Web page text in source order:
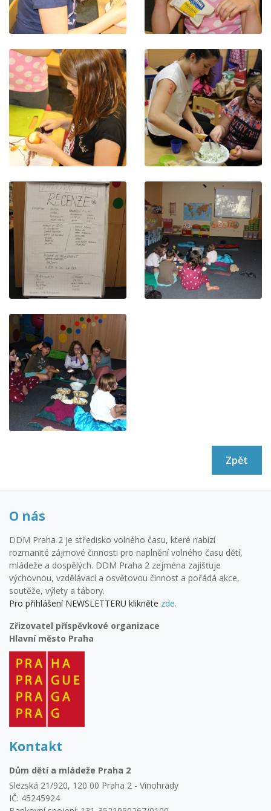
Zpět
O nás
DDM Praha 2 je středisko volného času, které nabízí
rozmanité zájmové činnosti pro naplnění volného času dětí,
mládeže a dospělých. DDM Praha 2 zejména zajišťuje
výchovnou, vzdělávací a osvětovou činnost a pořádá akce,
soutěže, výlety a tábory.
Pro přihlášení NEWSLETTERU klikněte zde.
Zřizovatel příspěvkové organizace
Hlavní město Praha
Kontakt
Dům dětí a mládeže Praha 2
Slezská 21/920, 120 00 Praha 2 - Vinohrady
IČ: 45245924